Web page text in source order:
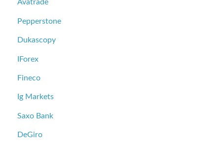
Avatrade
Pepperstone
Dukascopy
IForex
Fineco
Ig Markets
Saxo Bank
DeGiro